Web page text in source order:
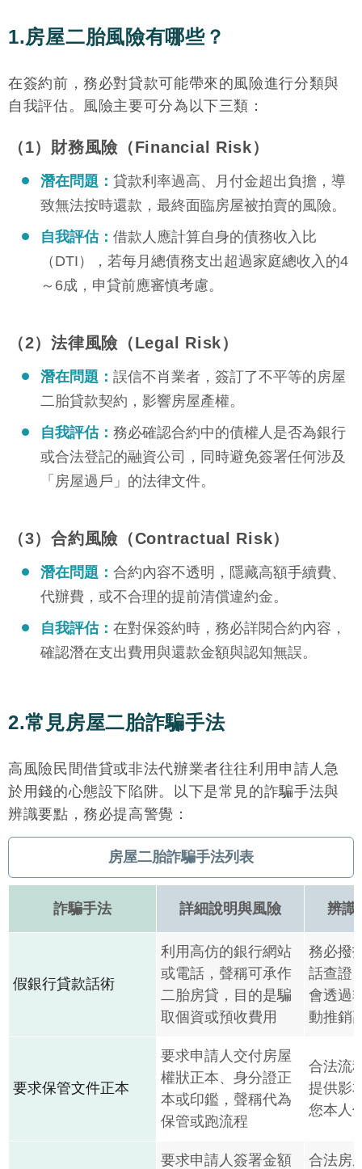
1.房屋二胎風險有哪些？
在簽約前，務必對貸款可能帶來的風險進行分類與
自我評估。風險主要可分為以下三類：
（1）財務風險（Financial Risk）
潛在問題： 貸款利率過高、月付金超出負擔，導
致無法按時還款，最終面臨房屋被拍賣的風險。
自我評估： 借款人應計算自身的債務收入比
（DTI），若每月總債務支出超過家庭總收入的4
～6成，申貸前應審慎考慮。
（2）法律風險（Legal Risk）
潛在問題： 誤信不肖業者，簽訂了不平等的房屋
二胎貸款契約，影響房屋產權。
自我評估： 務必確認合約中的債權人是否為銀行
或合法登記的融資公司，同時避免簽署任何涉及
「房屋過戶」的法律文件。
（3）合約風險（Contractual Risk）
潛在問題： 合約內容不透明，隱藏高額手續費、
代辦費，或不合理的提前清償違約金。
自我評估： 在對保簽約時，務必詳閱合約內容，
確認潛在支出費用與還款金額與認知無誤。
2.常見房屋二胎詐騙手法
高風險民間借貸或非法代辦業者往往利用申請人急
於用錢的心態設下陷阱。以下是常見的詐騙手法與
辨識要點，務必提高警覺：
房屋二胎詐騙手法列表
詐騙手法 詳細說明與風險 辨識
假銀行貸款話術
利用高仿的銀行網站
或電話，聲稱可承作
二胎房貸，目的是騙
取個資或預收費用
務必撥
話查證
會透過
動推銷
要求保管文件正本
要求申請人交付房屋
權狀正本、身分證正
本或印鑑，聲稱代為
保管或跑流程
合法流
提供影
您本人
要求申請人簽署金額 合法房